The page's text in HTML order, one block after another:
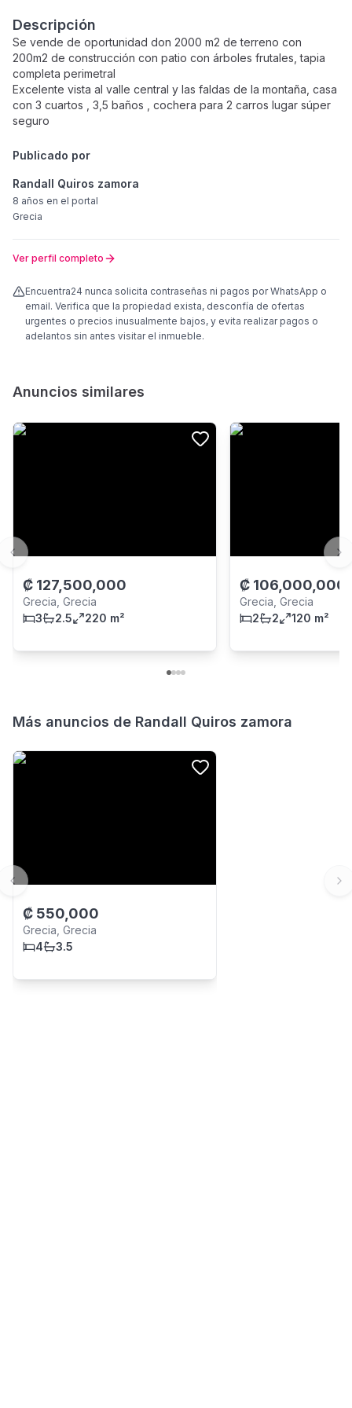
Descripción
Se vende de oportunidad don 2000 m2 de terreno con
200m2 de construcción con patio con árboles frutales, tapia
completa perimetral
Excelente vista al valle central y las faldas de la montaña, casa
con 3 cuartos , 3,5 baños , cochera para 2 carros lugar súper
seguro
Publicado por
Randall Quiros zamora
8 años en el portal
Grecia
Ver perfil completo
Encuentra24 nunca solicita contraseñas ni pagos por WhatsApp o
email. Verifica que la propiedad exista, desconfía de ofertas
urgentes o precios inusualmente bajos, y evita realizar pagos o
adelantos sin antes visitar el inmueble.
Anuncios similares
₡ 127,500,000
Grecia, Grecia
3
2.5 220 m²
₡ 106,000,000
Grecia, Grecia
2
2 120 m²
Previous slide
Más anuncios de Randall Quiros zamora
₡ 550,000
Grecia, Grecia
4
3.5
Previous slide